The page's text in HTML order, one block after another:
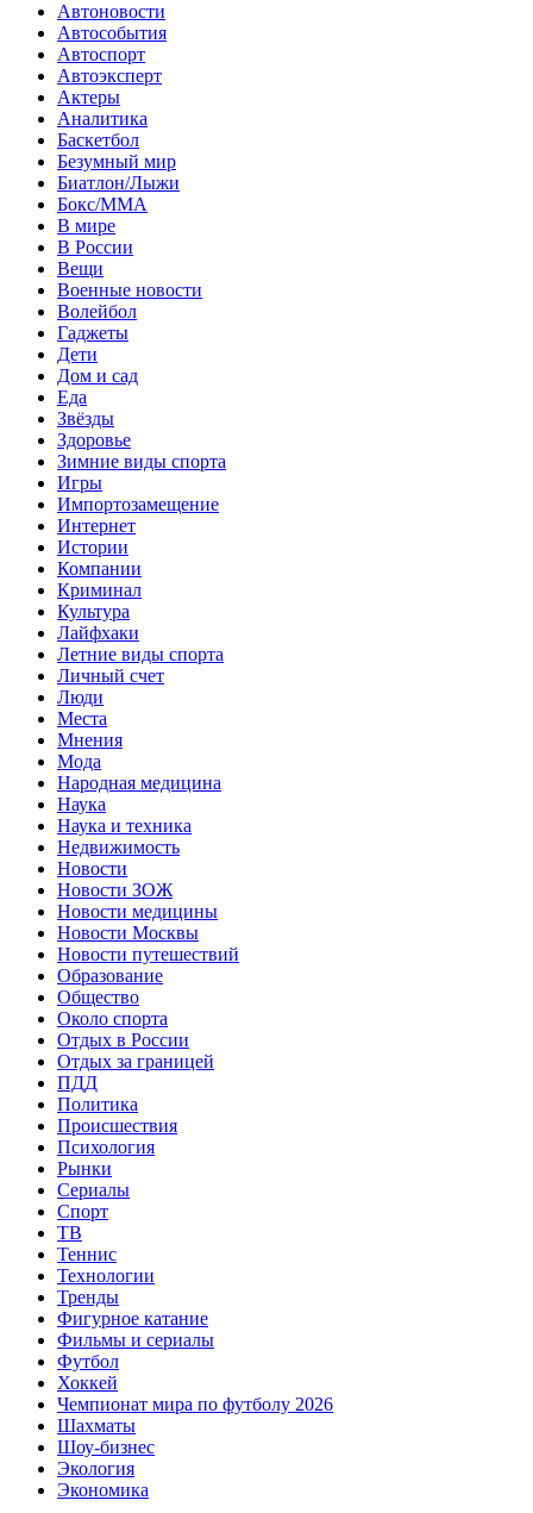
Автоновости
Автособытия
Автоспорт
Автоэксперт
Актеры
Аналитика
Баскетбол
Безумный мир
Биатлон/Лыжи
Бокс/MMA
В мире
В России
Вещи
Военные новости
Волейбол
Гаджеты
Дети
Дом и сад
Еда
Звёзды
Здоровье
Зимние виды спорта
Игры
Импортозамещение
Интернет
Истории
Компании
Криминал
Культура
Лайфхаки
Летние виды спорта
Личный счет
Люди
Места
Мнения
Мода
Народная медицина
Наука
Наука и техника
Недвижимость
Новости
Новости ЗОЖ
Новости медицины
Новости Москвы
Новости путешествий
Образование
Общество
Около спорта
Отдых в России
Отдых за границей
ПДД
Политика
Происшествия
Психология
Рынки
Сериалы
Спорт
ТВ
Теннис
Технологии
Тренды
Фигурное катание
Фильмы и сериалы
Футбол
Хоккей
Чемпионат мира по футболу 2026
Шахматы
Шоу-бизнес
Экология
Экономика